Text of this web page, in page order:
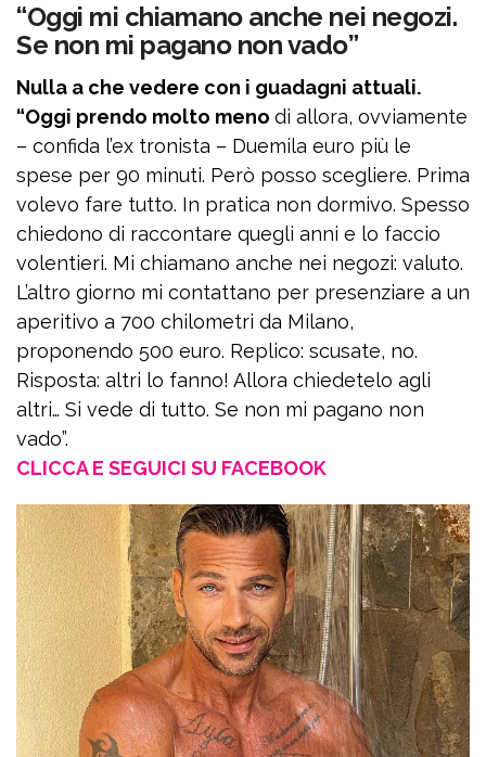
“Oggi mi chiamano anche nei negozi.
Se non mi pagano non vado”
Nulla a che vedere con i guadagni attuali.
“Oggi prendo molto meno di allora, ovviamente
– confida l’ex tronista – Duemila euro più le
spese per 90 minuti. Però posso scegliere. Prima
volevo fare tutto. In pratica non dormivo. Spesso
chiedono di raccontare quegli anni e lo faccio
volentieri. Mi chiamano anche nei negozi: valuto.
L’altro giorno mi contattano per presenziare a un
aperitivo a 700 chilometri da Milano,
proponendo 500 euro. Replico: scusate, no.
Risposta: altri lo fanno! Allora chiedetelo agli
altri… Si vede di tutto. Se non mi pagano non
vado”.
CLICCA E SEGUICI SU FACEBOOK